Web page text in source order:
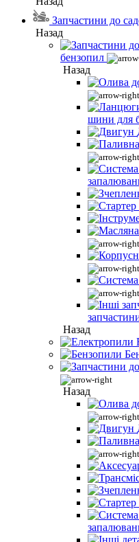
Запчастини до
Назад
бензопил
Назад
шини для
Назад
Назад